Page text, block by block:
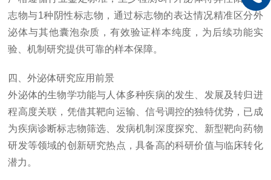
志物与1种阴性标志物，通过标志物的表达情况精准区分外
泌体与其他囊泡杂质，有效验证样本纯度，为后续功能实
验、机制研究提供可靠的样本保障。
四、外泌体研究应用前景
外泌体的生物学功能与人体多种疾病的发生、发展及转归进
程高度关联，凭借其靶向运输、信号调控的独特优势，已成
为疾病诊断标志物筛选、发病机制深度探究、新型靶向药物
研发等领域的创新研究热点，具备高的科研价值与临床转化
潜力。